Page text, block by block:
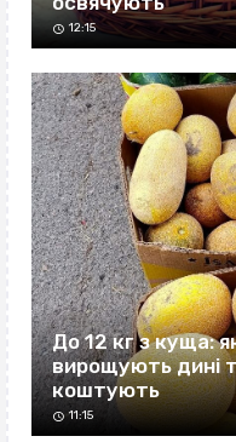
12:15
До 12 кг з куща:
вирощують дині
коштують
11:15